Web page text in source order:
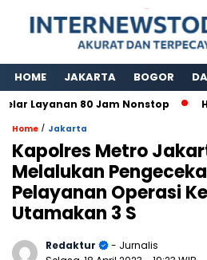
HOME JAKARTA BOGOR
80 Jam Nonstop Hari
Home / Jakarta
Kapolres Metro
Melalukan
Pelayanan Operasi
Utamakan 3 S
Redaktur
- Jurnalis